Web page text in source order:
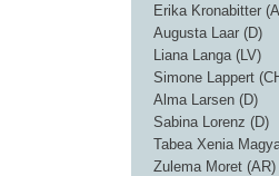
Erika Kronabitter
Augusta Laar (D)
Liana Langa (LV)
Simone Lappert
Alma Larsen (D)
Sabina Lorenz (D)
Tabea Xenia
Zulema Moret (AR)